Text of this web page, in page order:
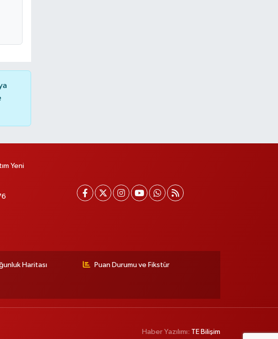
Yeni
Haritası Puan Durumu ve Fikstür
Haber Yazılımı: TE Bilişim